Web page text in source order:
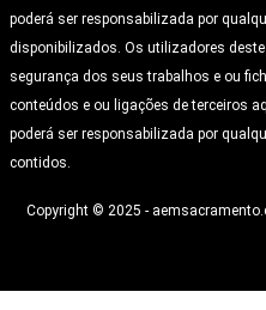
poderá ser responsabilizada por
disponibilizados. Os utilizadores
segurança dos seus trabalhos e ou
conteúdos e ou ligações de terceiros
poderá ser responsabilizada por
contidos.
Copyright © 2025 -